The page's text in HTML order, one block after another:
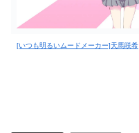
[いつも明るいムードメーカー]天馬咲希